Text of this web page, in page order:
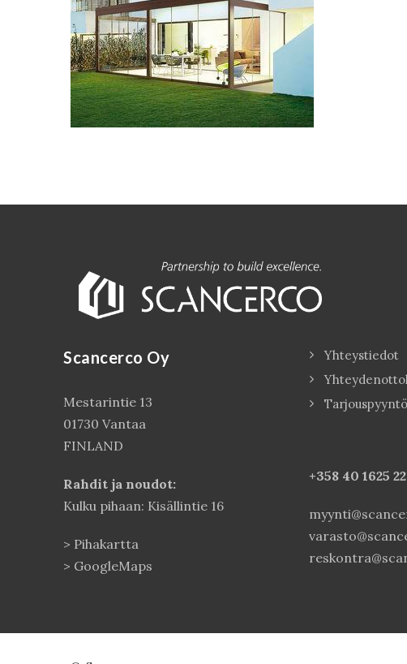
Scancerco Oy
Mestarintie 13
01730 Vantaa
FINLAND
Rahdit ja noudot:
Kulku pihaan: Kisällintie 16
> Pihakartta
> GoogleMaps
Yhteystiedot
Tarjouspyyntö
+358 40 1625